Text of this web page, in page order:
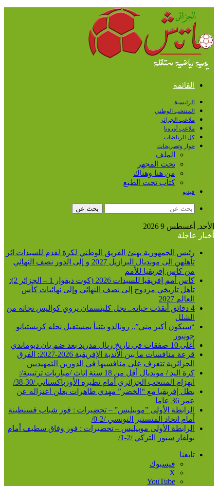
القائمة
الرئيسية
المنتخب الوطني
ملاعب الجزائر
ملاعب أوروبا
كل الرياضات
حوار وتصريحات
الملف
تحت المجهر
من هنا وهناك
كتاب تحت الطبع
فيديو
بحث عن
الأحد, أغسطس 9 2026
أخبار عاجلة
رئيس الجمهورية يهنئ الفريق الوطني لكرة لقدم للسيدات اثر
تأهلهن الى مونديال البرازيل 2027 و إلى الدور نصف النهائي
من كأس إفريقيا للأمم
كأس أمم إفريقيا للسيدات 2026 (كوت ديفوار 1 – الجزائر 2):
تأهل تاريخي مزدوج إلى نصف النهائي وإلى نهائيات كأس
العالم 2027
4 دقائق أنقذت حياته.. نجل كلينسمان يروي كواليس نجاته من
الشلل
“سيكون أكبر مني”.. رونالدو يتنبأ بمستقبل نجله كريستيانو
جونيور
أغلى 10 صفقات في تاريخ ريال مدريد بعد ضم يان ديوماندي
قرعة منافسات ما بين الأندية الإفريقية 2026-2027: الفرق
الجزائرية تتعرف على منافسيها في الدورين التمهيديين
كرة اليد / مونديال أقل من 18 سنة إناث /مباريات ترتيبية/:
انهزام المنتخب الجزائري أمام نظيره الأوزباكستاني /30-38/
بطل إفريقيا مع “الخضر” مهدي طاهرات يعلن اعتزاله عن
عمر 36 عاما
الرابطة الأولى ”موبيليس” – تحضيرات : فوز شباب قسنطينة
أمام اتحاد المنستير التونسي /2-0/
الرابطة الأولى موبيليس – تحضيرات : فوز وفاق سطيف أمام
بولفار سبور التركي /2-1/
تابعنا
فيسبوك
‫X
‫YouTube